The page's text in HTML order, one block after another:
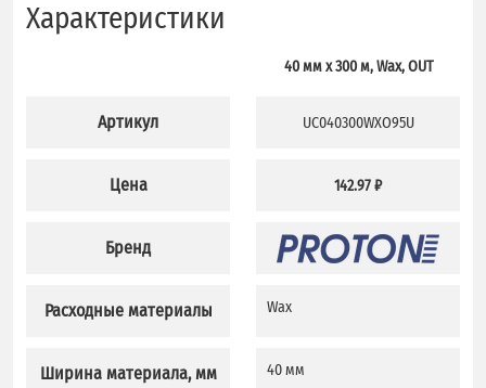
Характеристики
Артикул
Цена
Бренд
Расходные материалы
Ширина материала, мм
40 мм х 300 м, Wax, OUT
UC040300WXO95U
142.97 ₽
Wax
40 мм